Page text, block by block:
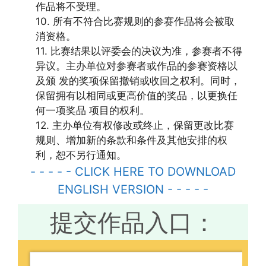
作品将不受理。
10. 所有不符合比赛规则的参赛作品将会被取
消资格。
11. 比赛结果以评委会的决议为准，参赛者不得
异议。主办单位对参赛者或作品的参赛资格以
及颁 发的奖项保留撤销或收回之权利。同时，
保留拥有以相同或更高价值的奖品，以更换任
何一项奖品 项目的权利。
12. 主办单位有权修改或终止，保留更改比赛
规则、增加新的条款和条件及其他安排的权
利，恕不另行通知。
- - - - - CLICK HERE TO DOWNLOAD
ENGLISH VERSION - - - - -
提交作品入口：